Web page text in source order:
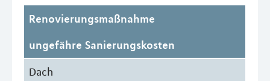
Renovierungsmaßnahme
ungefähre Sanierungskosten
Dach